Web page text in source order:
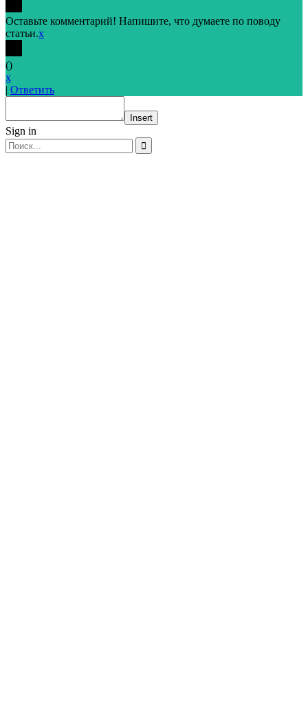
Оставьте комментарий! Напишите, что думаете по поводу
статьи.x
()
x
| Ответить
Insert
Sign in